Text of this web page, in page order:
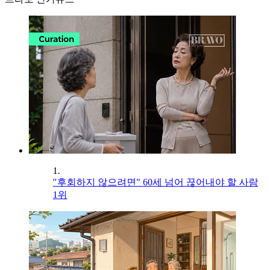
1.
"후회하지 않으려면" 60세 넘어 끊어내야 할 사람
1위